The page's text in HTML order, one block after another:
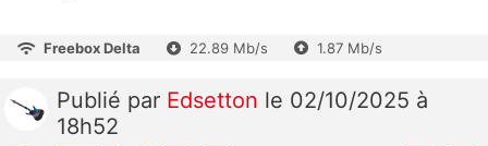
Freebox Delta 22.89 Mb/s 1.87 Mb/s
Publié par Edsetton le 02/10/2025 à
18h52